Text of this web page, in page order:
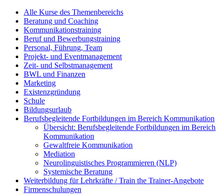
Alle Kurse des Themenbereichs
Beratung und Coaching
Kommunikationstraining
Beruf und Bewerbungstraining
Personal, Führung, Team
Projekt- und Eventmanagement
Zeit- und Selbstmanagement
BWL und Finanzen
Marketing
Existenzgründung
Schule
Bildungsurlaub
Berufsbegleitende Fortbildungen im Bereich Kommunikation
Übersicht: Berufsbegleitende Fortbildungen im Bereich
Kommunikation
Gewaltfreie Kommunikation
Mediation
Neurolinguistisches Programmieren (NLP)
Systemische Beratung
Weiterbildung für Lehrkräfte / Train the Trainer-Angebote
Firmenschulungen